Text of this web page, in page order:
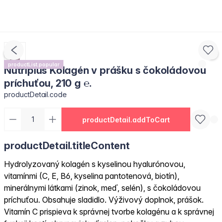
productList.popular
Nutriplus Kolagén v prášku s čokoládovou
príchuťou, 210 g ℮.
productDetail.code
productDetail.addToCart
productDetail.titleContent
Hydrolyzovaný kolagén s kyselinou hyalurónovou,
vitamínmi (C, E, B6, kyselina pantotenová, biotín),
minerálnymi látkami (zinok, meď, selén), s čokoládovou
príchuťou. Obsahuje sladidlo. Výživový doplnok, prášok.
Vitamín C prispieva k správnej tvorbe kolagénu a k správnej